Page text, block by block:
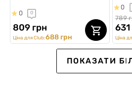
0 0
809 грн
Ціна для Club:688 грн
w/fly
0
789
631
Ціна
ПОКАЗАТИ